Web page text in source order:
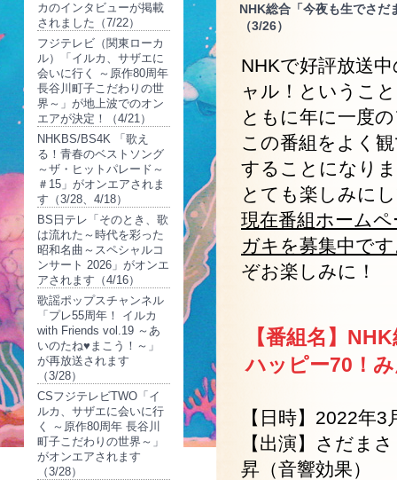
カのインタビューが掲載
されました（7/22）
フジテレビ（関東ローカ
ル）「イルカ、サザエに
会いに行く ～原作80周年
長谷川町子こだわりの世
界～」が地上波でのオン
エアが決定！（4/21）
NHKBS/BS4K 「歌え
る！青春のベストソング
～ザ・ヒットパレード～
＃15」がオンエアされま
す（3/28、4/18）
BS日テレ「そのとき、歌
は流れた～時代を彩った
昭和名曲～スペシャルコ
ンサート 2026」がオンエ
アされます（4/16）
歌謡ポップスチャンネル
「プレ55周年！ イルカ
with Friends vol.19 ～あ
いのたね♥まこう！～」
が再放送されます
（3/28）
CSフジテレビTWO「イ
ルカ、サザエに会いに行
く ～原作80周年 長谷川
町子こだわりの世界～」
がオンエアされます
（3/28）
NHK総合「今夜も生でさだ
（3/26）
NHKで好評放送
ャル！というこ
ともに年に一度
この番組をよく
することになり
とても楽しみに
現在番組ホーム
ガキを募集中で
ぞお楽しみに！
【番組名】
ハッピー70！
【日時】2022年
【出演】さだま
昇（音響効果）